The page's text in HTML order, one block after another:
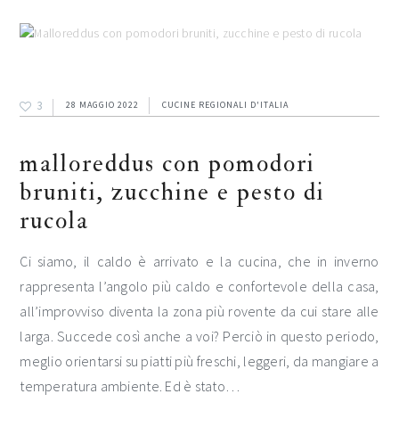
3 28 MAGGIO 2022 CUCINE REGIONALI D'ITALIA
malloreddus con pomodori
bruniti, zucchine e pesto di
rucola
Ci siamo, il caldo è arrivato e la cucina, che in inverno
rappresenta l’angolo più caldo e confortevole della casa,
all’improvviso diventa la zona più rovente da cui stare alle
larga. Succede così anche a voi? Perciò in questo periodo,
meglio orientarsi su piatti più freschi, leggeri, da mangiare a
temperatura ambiente. Ed è stato…